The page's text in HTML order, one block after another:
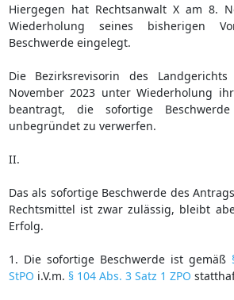
Hiergegen hat Rechtsanwalt X am 8.
Wiederholung seines bisherigen
Beschwerde eingelegt.
Die Bezirksrevisorin des
November 2023 unter Wiederholung
beantragt, die sofortige
unbegründet zu verwerfen.
II.
Das als sofortige Beschwerde des
Rechtsmittel ist zwar zulässig, bleibt
Erfolg.
1. Die sofortige Beschwerde ist gemäß
StPO i.V.m. § 104 Abs. 3 Satz 1 ZPO